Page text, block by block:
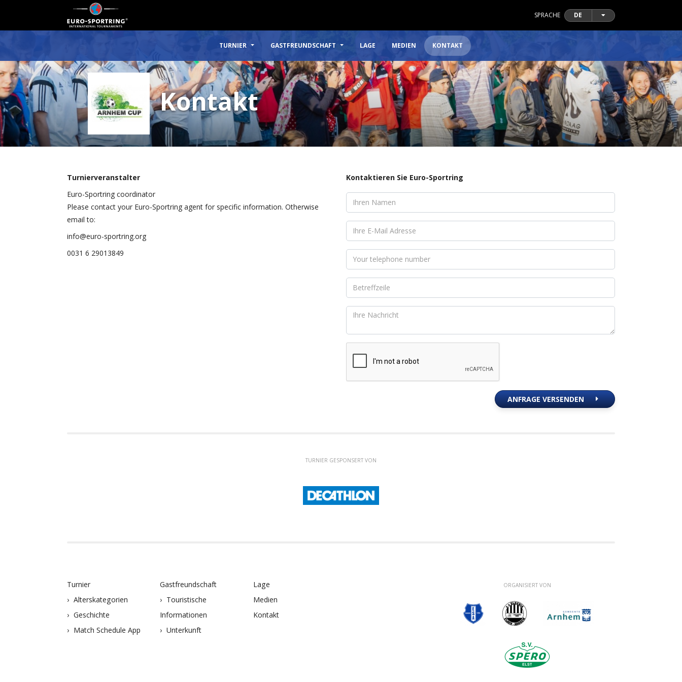
SPRACHE DE
TURNIER GASTFREUNDSCHAFT LAGE MEDIEN KONTAKT
Kontakt
Turnierveranstalter
Euro-Sportring coordinator
Please contact your Euro-Sportring agent for specific information. Otherwise
email to:
info@euro-sportring.org
0031 6 29013849
Kontaktieren Sie Euro-Sportring
ANFRAGE VERSENDEN
TURNIER GESPONSERT VON
Turnier
Alterskategorien
Geschichte
Match Schedule App
Gastfreundschaft
Touristische
Informationen
Unterkunft
Lage
Medien
Kontakt
ORGANISIERT VON